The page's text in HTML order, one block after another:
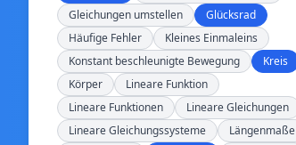
Gleichungen umstellen
Glücksrad
Häufige Fehler
Kleines Einmaleins
Konstant beschleunigte Bewegung
Kreis
Körper
Lineare Funktion
Lineare Funktionen
Lineare Gleichungen
Lineare Gleichungssysteme
Längenmaße